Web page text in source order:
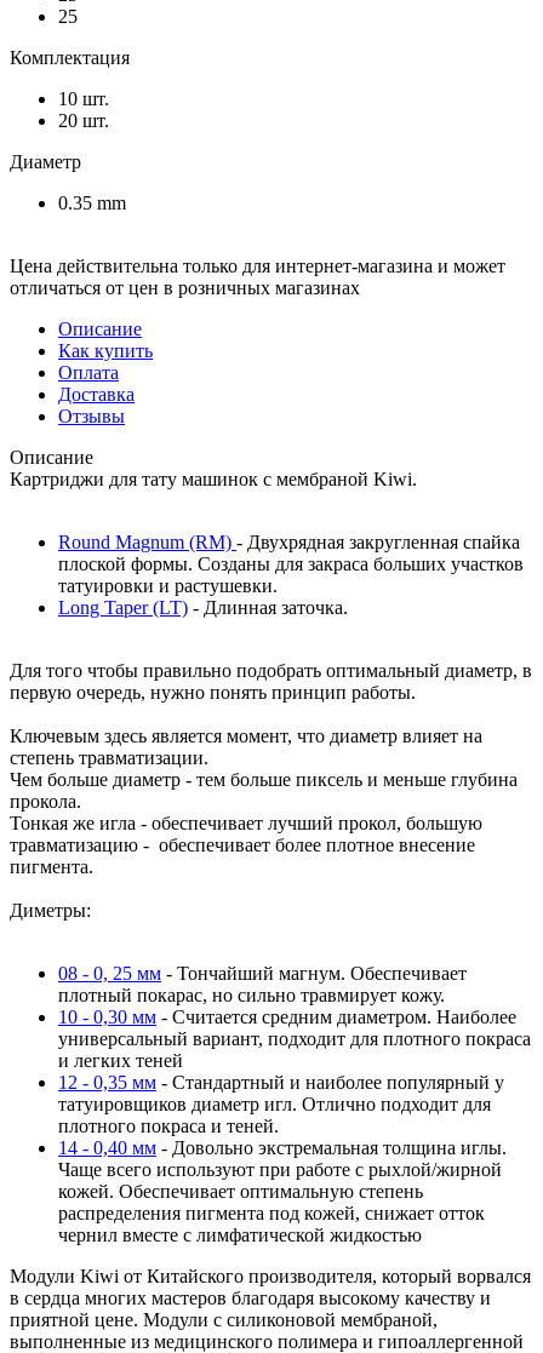
25
Комплектация
10 шт.
20 шт.
Диаметр
0.35 mm
Цена действительна только для интернет-магазина и может
отличаться от цен в розничных магазинах
Описание
Как купить
Оплата
Доставка
Отзывы
Описание
Картриджи для тату машинок с мембраной Kiwi.
Round Magnum (RM) - Двухрядная закругленная спайка
плоской формы. Созданы для закраса больших участков
татуировки и растушевки.
Long Taper (LT) - Длинная заточка.
Для того чтобы правильно подобрать оптимальный диаметр, в
первую очередь, нужно понять принцип работы.
Ключевым здесь является момент, что диаметр влияет на
степень травматизации.
Чем больше диаметр - тем больше пиксель и меньше глубина
прокола.
Тонкая же игла - обеспечивает лучший прокол, большую
травматизацию - обеспечивает более плотное внесение
пигмента.
Диметры:
08 - 0, 25 мм - Тончайший магнум. Обеспечивает
плотный покарас, но сильно травмирует кожу.
10 - 0,30 мм - Считается средним диаметром. Наиболее
универсальный вариант, подходит для плотного покраса
и легких теней
12 - 0,35 мм - Стандартный и наиболее популярный у
татуировщиков диаметр игл. Отлично подходит для
плотного покраса и теней.
14 - 0,40 мм - Довольно экстремальная толщина иглы.
Чаще всего используют при работе с рыхлой/жирной
кожей. Обеспечивает оптимальную степень
распределения пигмента под кожей, снижает отток
чернил вместе с лимфатической жидкостью
Модули Kiwi от Китайского производителя, который ворвался
в сердца многих мастеров благодаря высокому качеству и
приятной цене. Модули с силиконовой мембраной,
выполненные из медицинского полимера и гипоаллергенной